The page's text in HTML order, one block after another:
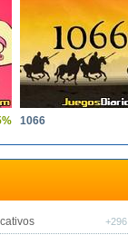
1066
+296